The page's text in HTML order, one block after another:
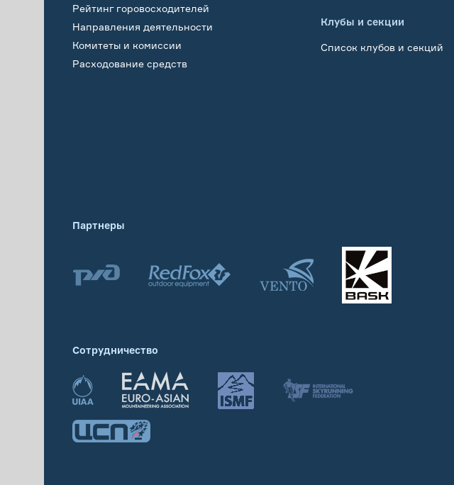
Рейтинг горовосходителей
Направления деятельности
Комитеты и комиссии
Расходование средств
Клубы и секции
Список клубов и секций
Партнеры
Сотрудничество